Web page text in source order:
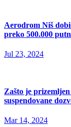
Aerodrom Niš
preko 500.000
Jul 23, 2024
Zašto je
suspendovane
Mar 14, 2024